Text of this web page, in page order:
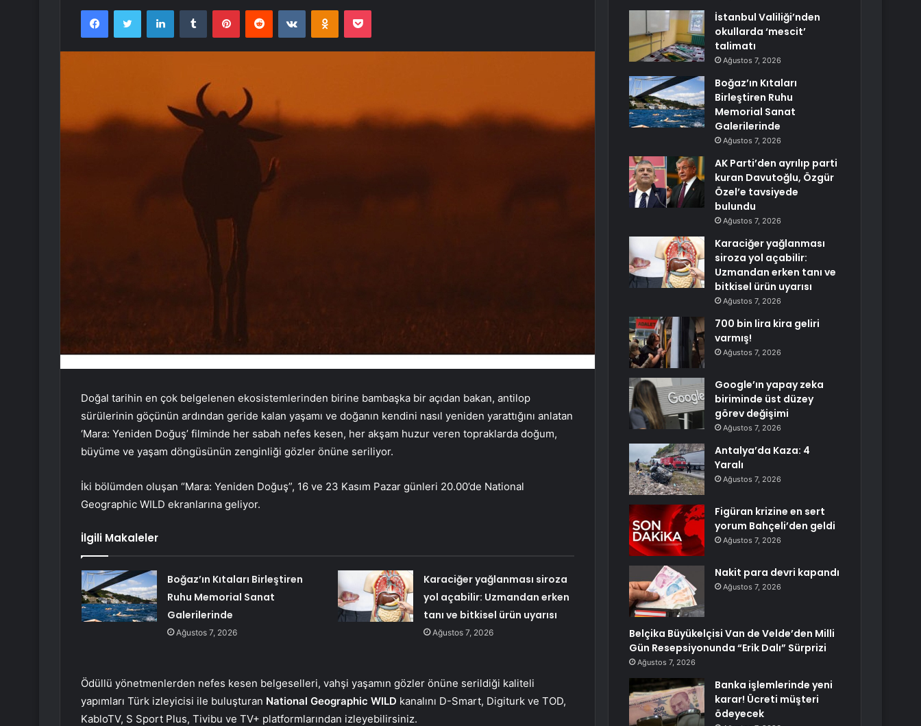
FacebookTwitter LinkedInTumblr PinterestReddit VKontakteOdnoklassniki
Pocket
Doğal tarihin en çok belgelenen ekosistemlerinden birine bambaşka bir açıdan bakan, antilop
sürülerinin göçünün ardından geride kalan yaşamı ve doğanın kendini nasıl yeniden yarattığını anlatan
‘Mara: Yeniden Doğuş’ filminde her sabah nefes kesen, her akşam huzur veren topraklarda doğum,
büyüme ve yaşam döngüsünün zenginliği gözler önüne seriliyor.
İki bölümden oluşan “Mara: Yeniden Doğuş”, 16 ve 23 Kasım Pazar günleri 20.00’de National
Geographic WILD ekranlarına geliyor.
İlgili Makaleler
Boğaz’ın Kıtaları Birleştiren
Ruhu Memorial Sanat
Galerilerinde
Ağustos 7, 2026
Karaciğer yağlanması siroza
yol açabilir: Uzmandan erken
tanı ve bitkisel ürün uyarısı
Ağustos 7, 2026
Ödüllü yönetmenlerden nefes kesen belgeselleri, vahşi yaşamın gözler önüne serildiği kaliteli
yapımları Türk izleyicisi ile buluşturan National Geographic WILD kanalını D-Smart, Digiturk ve TOD,
KabloTV, S Sport Plus, Tivibu ve TV+ platformlarından izleyebilirsiniz.
İstanbul Valiliği’nden
okullarda ‘mescit’
talimatı
Ağustos 7, 2026
Boğaz’ın Kıtaları
Birleştiren Ruhu
Memorial Sanat
Galerilerinde
Ağustos 7, 2026
AK Parti’den ayrılıp parti
kuran Davutoğlu, Özgür
Özel’e tavsiyede
bulundu
Ağustos 7, 2026
Karaciğer yağlanması
siroza yol açabilir:
Uzmandan erken tanı ve
bitkisel ürün uyarısı
Ağustos 7, 2026
700 bin lira kira geliri
varmış!
Ağustos 7, 2026
Google’ın yapay zeka
biriminde üst düzey
görev değişimi
Ağustos 7, 2026
Antalya’da Kaza: 4
Yaralı
Ağustos 7, 2026
Figüran krizine en sert
yorum Bahçeli’den geldi
Ağustos 7, 2026
Nakit para devri kapandı
Ağustos 7, 2026
Belçika Büyükelçisi Van de Velde’den Milli
Gün Resepsiyonunda “Erik Dalı” Sürprizi
Ağustos 7, 2026
Banka işlemlerinde yeni
karar! Ücreti müşteri
ödeyecek